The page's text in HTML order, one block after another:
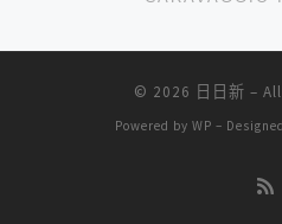
© 2026 日日新 –
Powered by WP –